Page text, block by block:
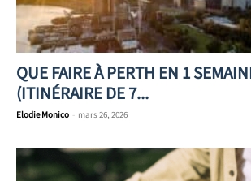
QUE FAIRE À PERTH EN 1
(ITINÉRAIRE DE 7...
Elodie Monico - mars 26, 2026